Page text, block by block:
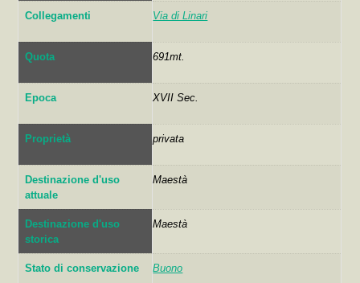
Collegamenti Via di Linari
Quota 691mt.
Epoca XVII Sec.
Proprietà privata
Destinazione d'uso
attuale
Maestà
Destinazione d'uso
storica
Maestà
Stato di conservazione Buono